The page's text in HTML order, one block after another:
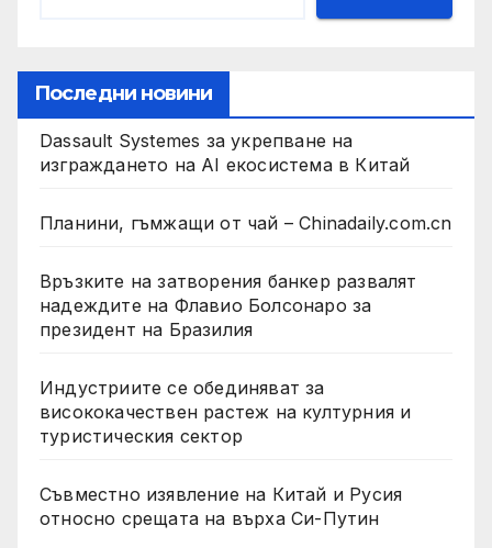
Последни новини
Dassault Systemes за укрепване на
изграждането на AI екосистема в Китай
Планини, гъмжащи от чай – Chinadaily.com.cn
Връзките на затворения банкер развалят
надеждите на Флавио Болсонаро за
президент на Бразилия
Индустриите се обединяват за
висококачествен растеж на културния и
туристическия сектор
Съвместно изявление на Китай и Русия
относно срещата на върха Си-Путин